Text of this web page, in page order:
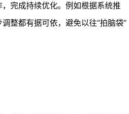
完成持续优化。例如根据系统推
整都有据可依，避免以往“拍脑袋”